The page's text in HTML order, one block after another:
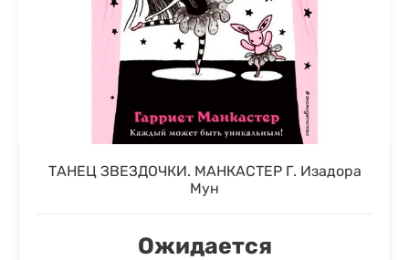
ТАНЕЦ ЗВЕЗДОЧКИ. МАНКАСТЕР Г. Изадора
Мун
Ожидается